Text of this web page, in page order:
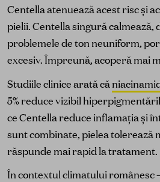
Centella atenuează acest risc și
pielii. Centella singură calmează,
problemele de ton neuniform,
excesiv. Împreună, acoperă mai
Studiile clinice arată că
5% reduce vizibil
ce Centella reduce inflamația și
sunt combinate, pielea tolerează
răspunde mai rapid la tratament.
În contextul climatului românesc